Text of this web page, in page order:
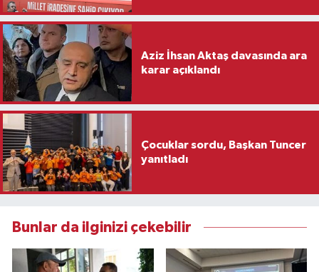
Aziz İhsan Aktaş davasında ara
karar açıklandı
Çocuklar sordu, Başkan Tuncer
yanıtladı
Bunlar da ilginizi çekebilir